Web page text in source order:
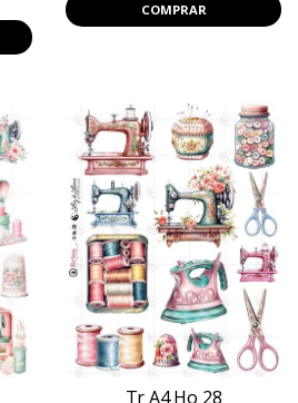
COMPRAR
Tr A4 Ho 28